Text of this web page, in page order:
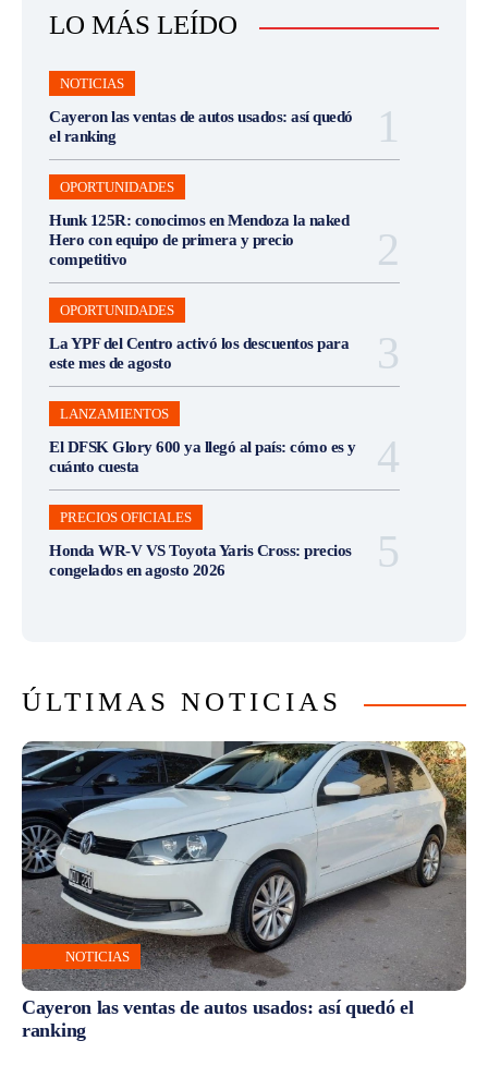
LO MÁS LEÍDO
NOTICIAS
Cayeron las ventas de autos usados: así quedó
el ranking
OPORTUNIDADES
Hunk 125R: conocimos en Mendoza la naked
Hero con equipo de primera y precio
competitivo
OPORTUNIDADES
La YPF del Centro activó los descuentos para
este mes de agosto
LANZAMIENTOS
El DFSK Glory 600 ya llegó al país: cómo es y
cuánto cuesta
PRECIOS OFICIALES
Honda WR-V VS Toyota Yaris Cross: precios
congelados en agosto 2026
ÚLTIMAS NOTICIAS
NOTICIAS
Cayeron las ventas de autos usados: así quedó el
ranking